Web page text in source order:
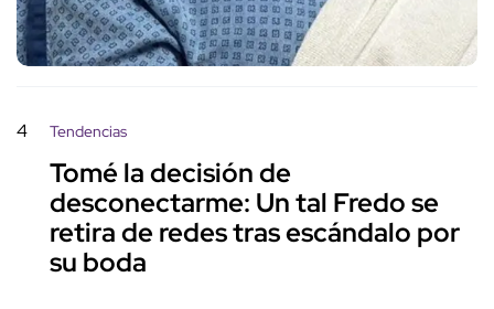
4 Tendencias
Tomé la decisión de
desconectarme: Un tal Fredo se
retira de redes tras escándalo por
su boda